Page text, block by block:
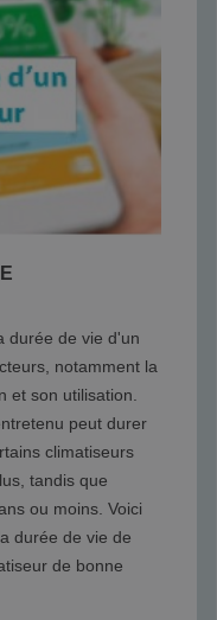
durée de vie d'un
notamment la
et son utilisation.
peut durer
climatiseurs
tandis que
ou moins. Voici
durée de vie de
de bonne